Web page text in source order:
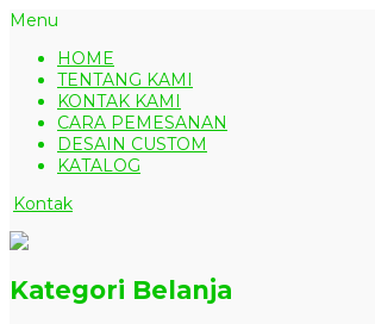
Menu
HOME
TENTANG KAMI
KONTAK KAMI
CARA PEMESANAN
DESAIN CUSTOM
KATALOG
Kontak
Kategori Belanja